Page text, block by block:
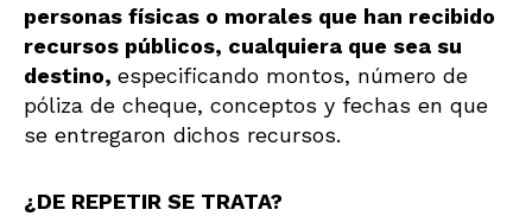
personas físicas o morales que han recibido
recursos públicos, cualquiera que sea su
destino, especificando montos, número de
póliza de cheque, conceptos y fechas en que
se entregaron dichos recursos.
¿DE REPETIR SE TRATA?